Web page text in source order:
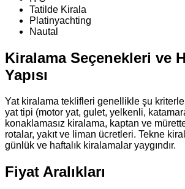
Tatilde Kirala
Platinyachting
Nautal
Kiralama Seçenekleri ve
Yapısı
Yat kiralama teklifleri genellikle şu
yat tipi (motor yat, gulet, yelkenli,
konaklamasız kiralama, kaptan ve
rotalar, yakıt ve liman ücretleri. Tekne
günlük ve haftalık kiralamalar yaygındır.
Fiyat Aralıkları